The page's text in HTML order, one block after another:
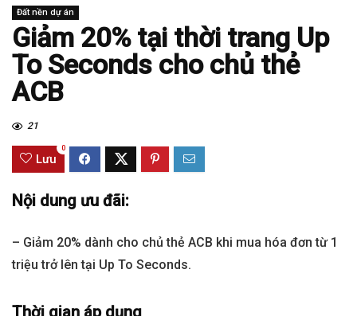
Đất nền dự án
Giảm 20% tại thời trang Up
To Seconds cho chủ thẻ
ACB
21
Lưu
0
Nội dung ưu đãi:
– Giảm 20% dành cho chủ thẻ ACB khi mua hóa đơn từ 1
triệu trở lên tại Up To Seconds.
Thời gian áp dụng